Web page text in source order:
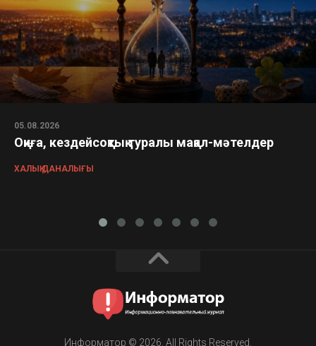
05.08.2026
Оқиға, кездейсоқтық туралы мақал-мәтелдер
ХАЛЫҚ ДАНАЛЫҒЫ
Информатор © 2026. All Rights Reserved.